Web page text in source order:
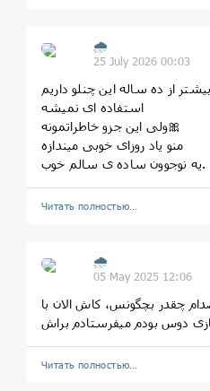
🌧
25 July 2026 00:03
بیشتر از ده ساله این چنلو داریم
استفاده ای نمیشه
ولی این جزو خاطراتمونه🎀
منو یاد روزای خوبی میندازه
یه نوجوون ساده ی سالم خوب.
Читать полностью…
🌧
05 May 2025 12:06
چقدر بچگونس، کاش الان با
دوس بودم میفرستادم براش
Читать полностью…